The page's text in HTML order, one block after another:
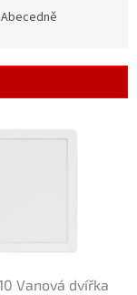
Abecedně
Vanová dvířka